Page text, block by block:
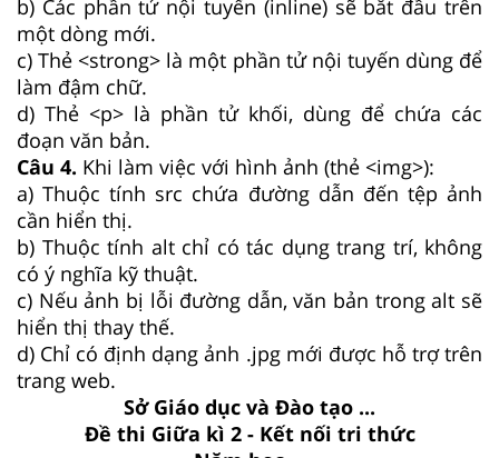
b) Các phần tử nội tuyến (inline) sẽ bắt đầu trên
một dòng mới.
c) Thẻ <strong> là một phần tử nội tuyến dùng để
làm đậm chữ.
d) Thẻ <p> là phần tử khối, dùng để chứa các
đoạn văn bản.
Câu 4. Khi làm việc với hình ảnh (thẻ <img>):
a) Thuộc tính src chứa đường dẫn đến tệp ảnh
cần hiển thị.
b) Thuộc tính alt chỉ có tác dụng trang trí, không
có ý nghĩa kỹ thuật.
c) Nếu ảnh bị lỗi đường dẫn, văn bản trong alt sẽ
hiển thị thay thế.
d) Chỉ có định dạng ảnh .jpg mới được hỗ trợ trên
trang web.
Sở Giáo dục và Đào tạo ...
Đề thi Giữa kì 2 - Kết nối tri thức